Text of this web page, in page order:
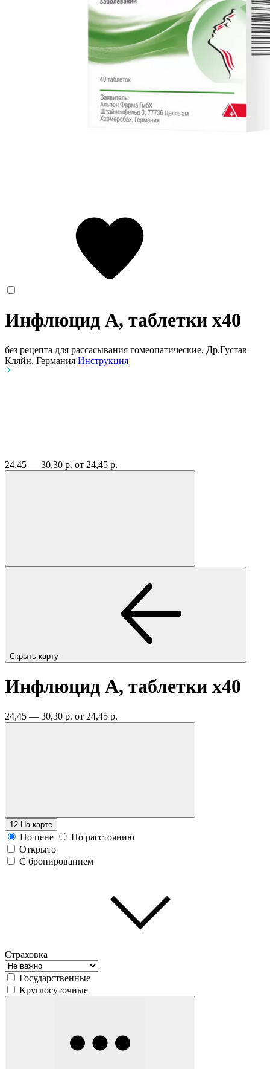
Инфлюцид А, таблетки x40
без рецепта для рассасывания гомеопатические, Др.Густав
Кляйн, Германия Инструкция
24,45 — 30,30 р. от 24,45 р.
Скрыть карту
Инфлюцид А, таблетки x40
24,45 — 30,30 р. от 24,45 р.
12 На карте
По цене
По расстоянию
Открыто
С бронированием
Страховка
Государственные
Круглосуточные